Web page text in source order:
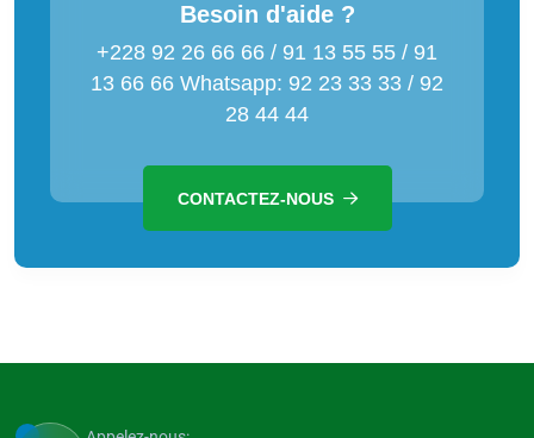
Besoin d'aide ?
+228 92 26 66 66 / 91 13 55 55 / 91
13 66 66 Whatsapp: 92 23 33 33 / 92
28 44 44
CONTACTEZ-NOUS